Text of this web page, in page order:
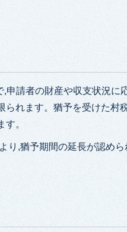
申請者の財産や収支状況に
れます。猶予を受けた村
。
,猶予期間の延長が認めら